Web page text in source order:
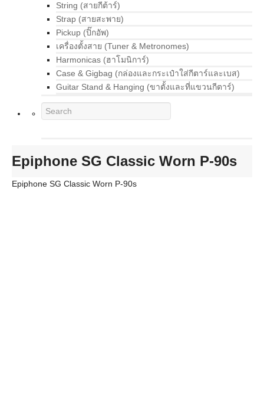
String (สายกีต้าร์)
Strap (สายสะพาย)
Pickup (ปิ๊กอัพ)
เครื่องตั้งสาย (Tuner & Metronomes)
Harmonicas (ฮาโมนิการ์)
Case & Gigbag (กล่องและกระเป๋าใส่กีตาร์และเบส)
Guitar Stand & Hanging (ขาตั้งและที่แขวนกีตาร์)
Epiphone SG Classic Worn P-90s
Epiphone SG Classic Worn P-90s